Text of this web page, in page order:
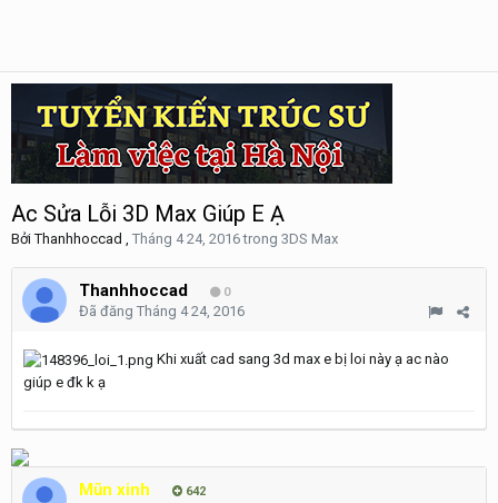
Ac Sửa Lỗi 3D Max Giúp E Ạ
BởiThanhhoccad , Tháng 4 24, 2016trong 3DS Max
Thanhhoccad 0
Đã đăng Tháng 4 24, 2016
Khi xuất cad sang 3d max e bị loi này ạ ac nào
giúp e đk k ạ
Mũn xinh 642